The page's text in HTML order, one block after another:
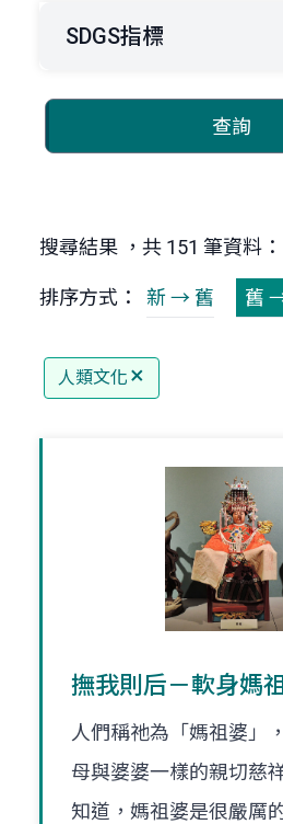
SDGS指標
查詢
搜尋結果 ，共 151 筆資料：
排序方式： 新 → 舊 舊
人類文化
撫我則后－軟身媽
人們稱祂為「媽祖婆」
母與婆婆一樣的親切慈
知道，媽祖婆是很嚴厲